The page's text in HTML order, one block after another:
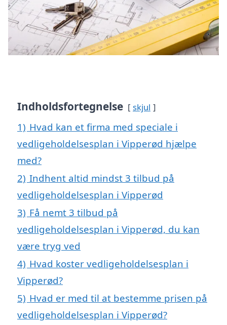
Indholdsfortegnelse skjul
1) Hvad kan et firma med speciale i
vedligeholdelsesplan i Vipperød hjælpe
med?
2) Indhent altid mindst 3 tilbud på
vedligeholdelsesplan i Vipperød
3) Få nemt 3 tilbud på
vedligeholdelsesplan i Vipperød, du kan
være tryg ved
4) Hvad koster vedligeholdelsesplan i
Vipperød?
5) Hvad er med til at bestemme prisen på
vedligeholdelsesplan i Vipperød?